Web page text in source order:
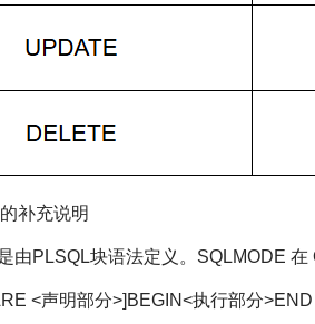
补充说明
由PLSQL块语法定义。SQLMODE
<声明部分>]BEGIN<执行部分